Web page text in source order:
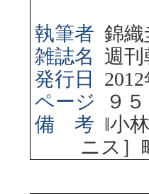
執筆者 錦織
雑誌名
週刊
発行日
2012
ページ
９
備 考 ‖小
ニス］